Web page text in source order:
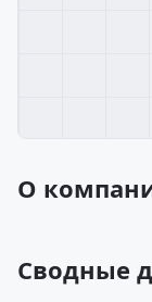
О
Сводные